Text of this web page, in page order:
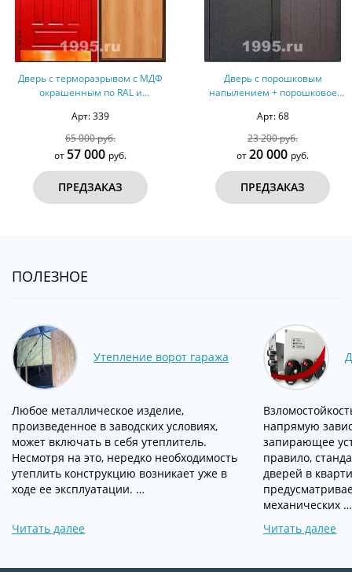
МДФ
Дверь с порошковым
напылением + порошковое
23 200 руб.
от 20 000
ПРЕДЗАКАЗ
Дверь с МДФ с двух
54 000 руб.
от 45 000
ПРЕДЗАКАЗ
ПОЛЕЗНОЕ
Утепление ворот гаража
Любое металлическое изделие,
произведенное в заводских условиях,
может включать в себя утеплитель.
Несмотря на это, нередко необходимость
утеплить конструкцию возникает уже в
ходе ее эксплуатации. …
Читать далее
напрямую
запирающее
правило,
дверей в
механических …
Читать далее